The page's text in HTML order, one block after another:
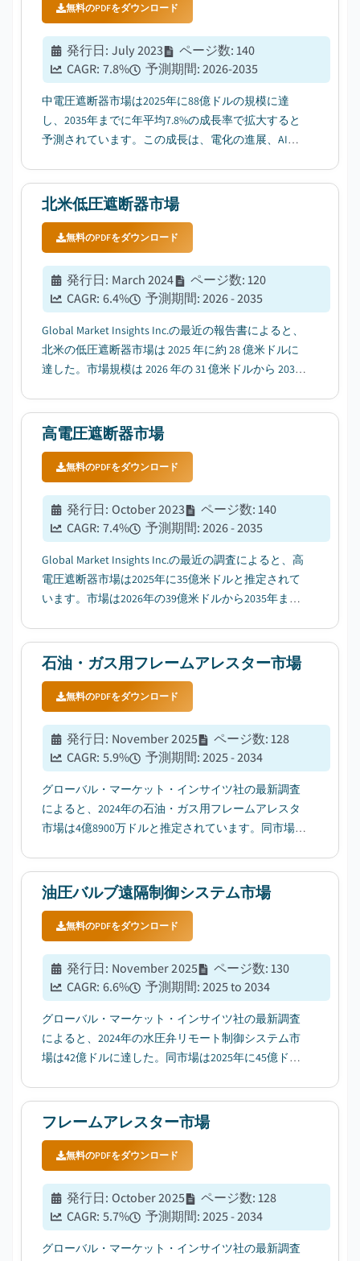
無料のPDFをダウンロード
発行日: July 2023 ページ数:140
CAGR: 7.8% 予測期間:2026-2035
中電圧遮断器市場は2025年に88億ドルの規模に達
し、2035年までに年平均7.8%の成長率で拡大すると
予測されています。この成長は、電化の進展、AIや
北米低圧遮断器市場
無料のPDFをダウンロード
発行日: March 2024 ページ数:120
CAGR: 6.4% 予測期間:2026 - 2035
Global Market Insights Inc.の最近の報告書によると、
北米の低圧遮断器市場は 2025 年に約 28 億米ドルに
達した。市場規模は 2026 年の 31 億米ドルから 2035
高電圧遮断器市場
無料のPDFをダウンロード
発行日: October 2023 ページ数:140
CAGR: 7.4% 予測期間:2026 - 2035
Global Market Insights Inc.の最近の調査によると、高
電圧遮断器市場は2025年に35億米ドルと推定されて
います。市場は2026年の39億米ドルから2035年まで
石油・ガス用フレームアレスター市場
無料のPDFをダウンロード
発行日: November 2025 ページ数:128
CAGR: 5.9% 予測期間:2025 - 2034
グローバル・マーケット・インサイツ社の最新調査
によると、2024年の石油・ガス用フレームアレスタ
市場は4億8900万ドルと推定されています。同市場
（CAGR）は5.9%と見込まれています。...
油圧バルブ遠隔制御システム市場
無料のPDFをダウンロード
発行日: November 2025 ページ数:130
CAGR: 6.6% 予測期間:2025 to 2034
グローバル・マーケット・インサイツ社の最新調査
によると、2024年の水圧弁リモート制御システム市
場は42億ドルに達した。同市場は2025年に45億ドル
す。...
フレームアレスター市場
無料のPDFをダウンロード
発行日: October 2025 ページ数:128
CAGR: 5.7% 予測期間:2025 - 2034
グローバル・マーケット・インサイツ社の最新調査